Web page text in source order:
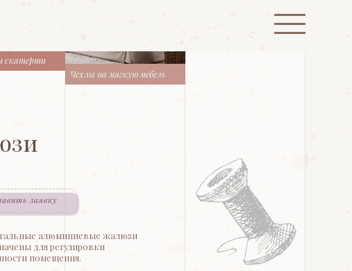
скатерти
Чехлы на мягкую мебель
заявку
алюминиевые жалюзи
для регулировки
помещения.